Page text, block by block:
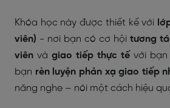
Khóa học này được thiết kế với
viên) - nơi bạn có cơ hội tương
viên và giao tiếp thực tế với
bạn rèn luyện phản xạ giao tiếp
năng nghe – nói một cách hiệu